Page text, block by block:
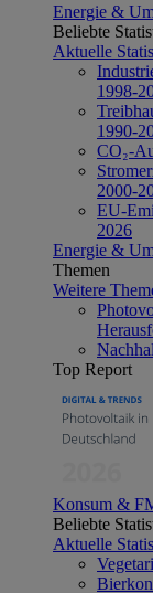
Energie &
Beliebte
Aktuelle
1998-
1990-
CO₂-
2000-
EU-
2026
Energie &
Themen
Weitere
Top Report
Konsum &
Beliebte
Aktuelle